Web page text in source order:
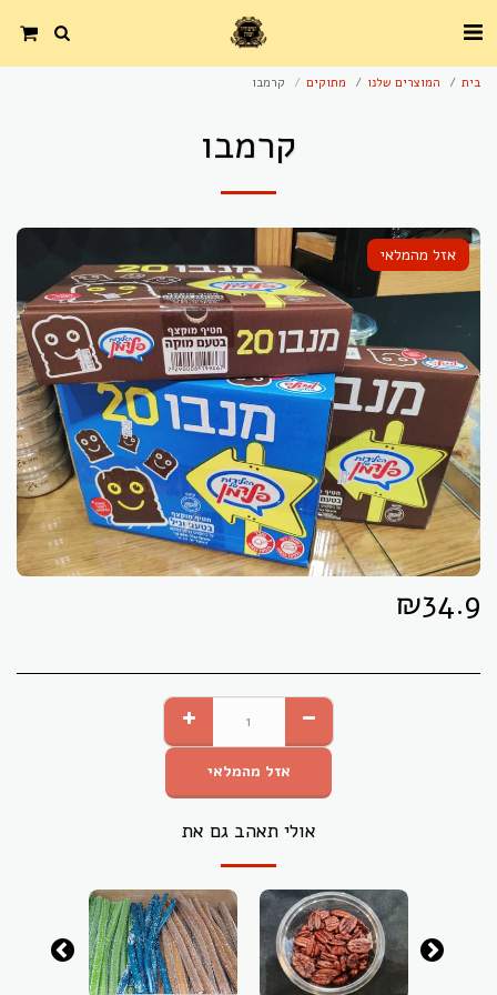
בית המוצרים שלנו מתוקים קרמבו
קרמבו
אזל מהמלאי
₪34.9
אזל מהמלאי
אולי תאהב גם את